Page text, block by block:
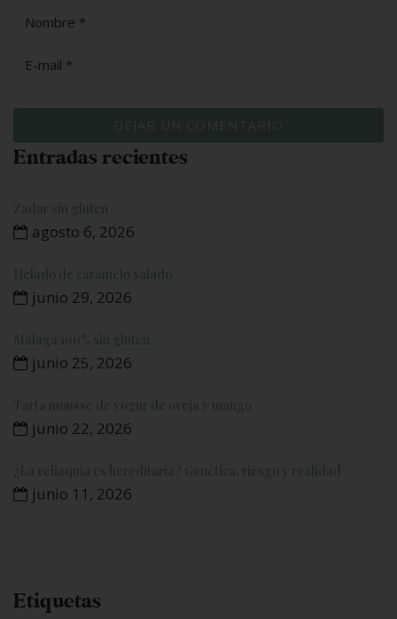
Entradas recientes
Zadar sin gluten
agosto 6, 2026
Helado de caramelo salado
junio 29, 2026
Málaga 100% sin gluten
junio 25, 2026
Tarta mousse de yogur de oveja y mango
junio 22, 2026
¿La celiaquía es hereditaria? Genética, riesgo y realidad
junio 11, 2026
Etiquetas